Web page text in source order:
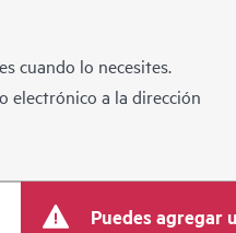
cuando lo necesites.
electrónico a la dirección
Puedes agregar